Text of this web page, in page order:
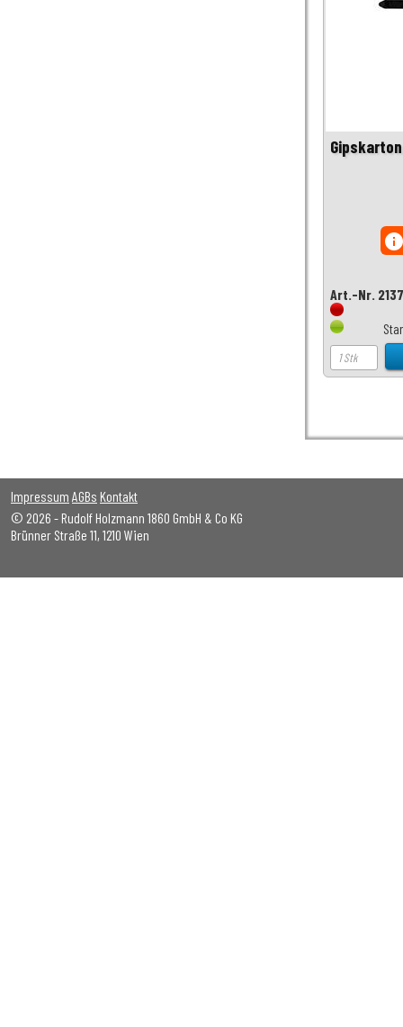
Art.-Nr.
Impressum AGBs Kontakt
© 2026 - Rudolf Holzmann 1860 GmbH & Co KG
Brünner Straße 11, 1210 Wien